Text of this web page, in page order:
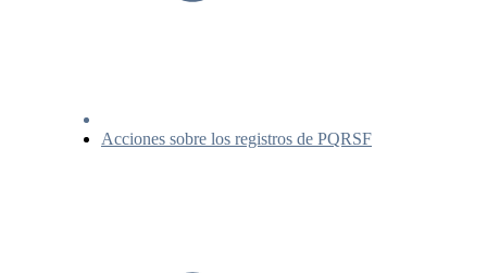
Acciones sobre los registros de PQRSF